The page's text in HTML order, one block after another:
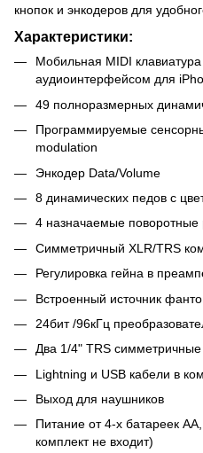
кнопок и энкодеров для
Характеристики:
Мобильная MIDI
аудиоинтерфейсом для
49 полноразмерных
Программируемые
modulation
Энкодер Data/Volume
8 динамических педов с
4 назначаемые поворотные
Симметричный XLR/TRS
Регулировка гейна в
Встроенный источник
24бит /96кГц
Два 1/4" TRS
Lightning и USB кабели в
Выход для наушников
Питание от 4-х батареек
комплект не входит)